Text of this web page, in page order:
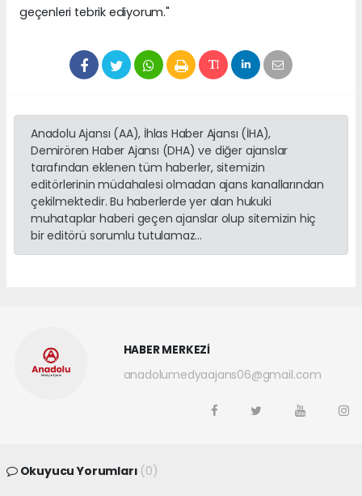
geçenleri tebrik ediyorum."
Anadolu Ajansı (AA), İhlas Haber Ajansı (İHA),
Demirören Haber Ajansı (DHA) ve diğer ajanslar
tarafından eklenen tüm haberler, sitemizin
editörlerinin müdahalesi olmadan ajans kanallarından
çekilmektedir. Bu haberlerde yer alan hukuki
muhataplar haberi geçen ajanslar olup sitemizin hiç
bir editörü sorumlu tutulamaz...
HABER MERKEZİ
anadolumedyaajans06@gmail.com
Okuyucu Yorumları (0)